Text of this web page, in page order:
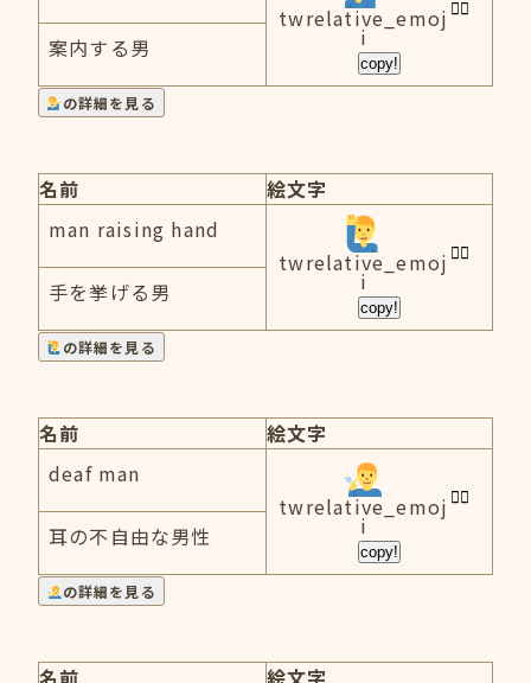
twrelative_emoj
i
copy!
案内する男
の詳細を見る
名前
絵文字
man raising hand
twrelative_emoj
i
copy!
手を挙げる男
の詳細を見る
名前
絵文字
deaf man
twrelative_emoj
i
copy!
耳の不自由な男性
の詳細を見る
名前 絵文字